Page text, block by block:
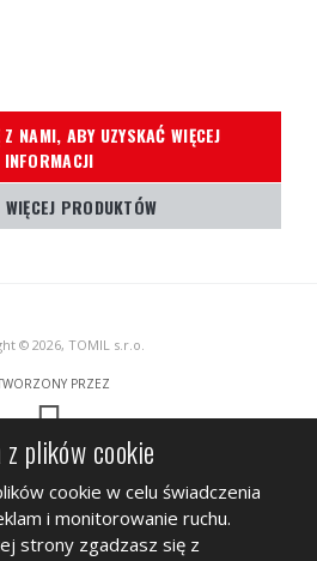
NAMI, ABY UZYSKAĆ WIĘCEJ
INFORMACJI
PRODUKTÓW
© 2026, TOMIL s.r.o.
PRZEZ
Google ReCAPTCHA, podlega
i Warunkom świadczenia usług.
plików cookie
cookie w celu świadczenia
i monitorowanie ruchu.
strony zgadzasz się z